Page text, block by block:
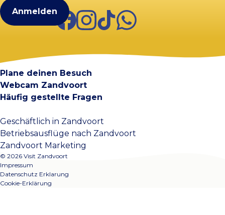
FacebookInstagram
TikTokWhatsApp
Plane deinen Besuch
Webcam Zandvoort
Häufig gestellte Fragen
Geschäftlich in Zandvoort
Betriebsausflüge nach Zandvoort
Zandvoort Marketing
© 2026 Visit Zandvoort
Impressum
Datenschutz Erklarung
Cookie-Erklärung